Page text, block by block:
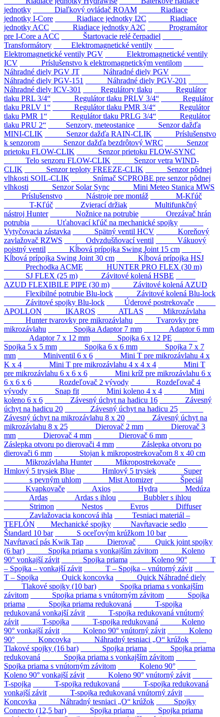
jednotky
Diaľkový ovládač ROAM
Riadiace
jednotky I-Core
Riadiace jednotky I2C
Riadiace
jednotky ACC
Riadiace jednotky A2C
Programátor
pre I-Core a ACC
Štartovacie relé čerpadiel
Transformátory
Elektromagnetické ventily
Elektromagnetické ventily PGV
Elektromagnetické ventily
ICV
Príslušenstvo k elektromagnetickým ventilom
Náhradné diely PGV JT
Náhradné diely PGV
Náhradné diely PGV-151
Náhradné diely PGV-201
Náhradné diely ICV-301
Regulátory tlaku
Regulátor
tlaku PRL 3/4“
Regulátor tlaku PRLV 3/4“
Regulátor
tlaku PRLV 1“
Regulátor tlaku PMR 3/4“
Regulátor
tlaku PMR 1“
Regulátor tlaku PRLG 3/4“
Regulátor
tlaku PRU 2“
Senzory, meteostanice
Senzor dažďa
MINI-CLIK
Senzor dažďa RAIN-CLIK
Príslušenstvo
k senzorom
Senzor dažďa bezdrôtový WRC
Senzor
prietoku FLOW-CLIK
Senzor prietoku FLOW-SYNC
Telo senzoru FLOW-CLIK
Senzor vetra WIND-
CLIK
Senzor teploty FREEZE-CLIK
Senzor pôdnej
vlhkosti SOIL-CLIK
Snímač SCPROBE pre senzor pôdnej
vlhkosti
Senzor Solar Sync
Mini Meteo Stanica MWS
Príslušenstvo
Nástroje pre montáž
M-Kľúč
T-Kľúč
Zvierací držiak
Multifunkčný
nástroj Hunter
Nožnice na potrubie
Orezávač hrán
potrubia
Uťahovací kľúč na mechanické spojky
Vytyčovacia zástavka
Spätný ventil HCV
Koreňový
zavlažovač RZWS
Odvzdušňovací ventil
Vákuový
poistný ventil
Kĺbová prípojka Swing Joint 15 cm
Kĺbová prípojka Swing Joint 30 cm
Kĺbová prípojka HSJ
Prechodka ACME
HUNTER PRO FLEX (30 m)
SJ FLEX (25 m)
Závitové kolená HSBE
AZUD FLEXIBILE PIPE (30 m)
Závitové kolená AZUD
Flexibilné potrubie Blu-lock
Závitové kolená Blu-lock
Závitové spojky Blu-lock
Úderové postrekovače
APOLLON
IKAROS ATLAS
Mikrozávlaha
Hunter tvarovky pre mikrozávlahu
Tvarovky pre
mikrozávlahu
Spojka Adaptor 7 mm
Adaptor 6 mm
Adaptor 7 x 12 mm
Spojka 6 x 12 PE
Spojka 5 x 5 mm
Spojka 6 x 6 mm
Spojka 7 x 7
mm
Miniventil 6 x 6
Mini T pre mikrozávlahu 4 x
K x 4
Mini T pre mikrozávlahu 4 x 4 x 4
Mini T
pre mikrozávlahu 6 x 6 x 6
Mini kríž pre mikrozávlahu 6 x
6 x 6 x 6
Rozdeľovač 2 vývody
Rozdeľovač 4
vývody
Snap fit Mini koleno 4 x 4
Mini
koleno 6 x 6
Závesný úchyt na hadicu 16
Závesný
úchyt na hadicu 20
Závesný úchyt na hadicu 25
Závesný úchyt na mikrozávlahu 8 x 20
Závesný úchyt na
mikrozávlahu 8 x 25
Dierovač 2 mm
Dierovač 3
mm
Dierovač 4 mm
Dierovač 6 mm
Záslepka otvoru po dierovači 4 mm
Záslepka otvoru po
dierovači 6 mm
Stojan k mikropostrekovačom 8 x 40 cm
Mikrozávlaha Hunter
Mikropostrekovače
Hmlový 5 trysiek Blue
Hmlový 5 trysiek
Super
s pevným uhlom
Mist Atomizer
Špeciál
Kvapkovače
Axios Hydra
Medúza
Ardas
Ardas s ihlou
Bubbler s ihlou
Strimon
Nestos Evros
Diffuser
Zavlažovacia koncová ihla
Tesniaci materiál –
TEFLÓN
Mechanické spojky
Navŕtavacie sedlo
Štandard 10 bar
S oceľovým krúžkom 10 bar
Navŕtavací pás Kwik Tap
Dierovač
Quick joint spojky
(6 bar)
Spojka priama s vonkajším závitom
Koleno
90° vonkajší závit
Spojka priama Koleno 90°
T
– Spojka – vonkajší závit
T – Spojka – vnútorný závit
T – Spojka
Quick koncovka
Quick Náhradné diely
Tlakové spojky (10 bar)
Spojka priama s vonkajším
závitom
Spojka priama s vnútorným závitom
Spojka
priama
Spojka priama redukovaná
T-spojka
redukovaná vonkajší závit
T-spojka redukovaná vnútorný
závit
T-spojka T-spojka redukovaná
Koleno
90° vonkajší závit
Koleno 90° vnútorný závit
Koleno
90°
Koncovka
Náhradný tesniaci „O“ krúžok
Tlakové spojky (16 bar)
Spojka priama
Spojka priama
redukovaná
Spojka priama s vonkajším závitom
Spojka priama s vnútorným závitom
Koleno 90°
Koleno 90° vonkajší závit
Koleno 90° vnútorný závit
T-spojka
T-spojka redukovaná
T-spojka redukovaná
vonkajší závit
T-spojka redukovaná vnútorný závit
Koncovka
Náhradný tesniaci „O“ krúžok
Spojky
Connecto (12,5 bar)
Spojka priama
Spojka priama